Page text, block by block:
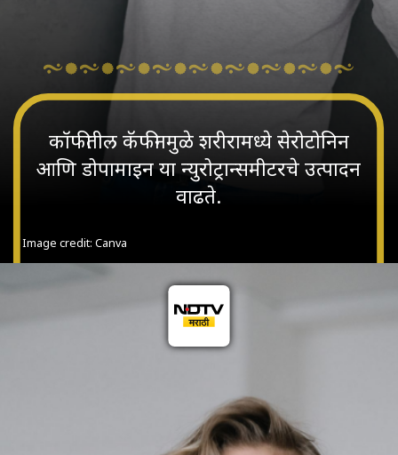
कॉफीतील कॅफीनमुळे शरीरामध्ये सेरोटोनिन
आणि डोपामाइन या न्युरोट्रान्समीटरचे उत्पादन
वाढते.
Image credit: Canva